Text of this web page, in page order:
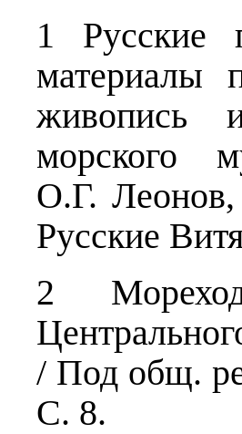
1
материалы
живопись
морского
О.Г.
Русские
2
/ Под общ.
С. 8.